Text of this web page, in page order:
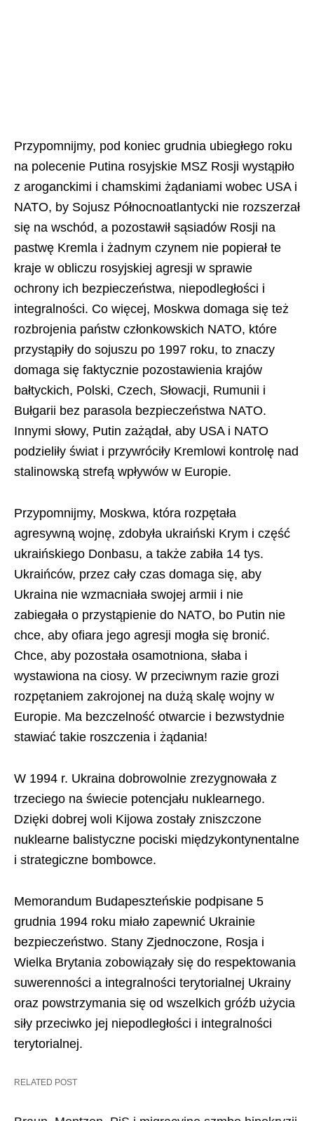
Przypomnijmy, pod koniec grudnia ubiegłego roku
na polecenie Putina rosyjskie MSZ Rosji wystąpiło
z aroganckimi i chamskimi żądaniami wobec USA i
NATO, by Sojusz Północnoatlantycki nie rozszerzał
się na wschód, a pozostawił sąsiadów Rosji na
pastwę Kremla i żadnym czynem nie popierał te
kraje w obliczu rosyjskiej agresji w sprawie
ochrony ich bezpieczeństwa, niepodległości i
integralności. Co więcej, Moskwa domaga się też
rozbrojenia państw członkowskich NATO, które
przystąpiły do sojuszu po 1997 roku, to znaczy
domaga się faktycznie pozostawienia krajów
bałtyckich, Polski, Czech, Słowacji, Rumunii i
Bułgarii bez parasola bezpieczeństwa NATO.
Innymi słowy, Putin zażądał, aby USA i NATO
podzieliły świat i przywróciły Kremlowi kontrolę nad
stalinowską strefą wpływów w Europie.
Przypomnijmy, Moskwa, która rozpętała
agresywną wojnę, zdobyła ukraiński Krym i część
ukraińskiego Donbasu, a także zabiła 14 tys.
Ukraińców, przez cały czas domaga się, aby
Ukraina nie wzmacniała swojej armii i nie
zabiegała o przystąpienie do NATO, bo Putin nie
chce, aby ofiara jego agresji mogła się bronić.
Chce, aby pozostała osamotniona, słaba i
wystawiona na ciosy. W przeciwnym razie grozi
rozpętaniem zakrojonej na dużą skalę wojny w
Europie. Ma bezczelność otwarcie i bezwstydnie
stawiać takie roszczenia i żądania!
W 1994 r. Ukraina dobrowolnie zrezygnowała z
trzeciego na świecie potencjału nuklearnego.
Dzięki dobrej woli Kijowa zostały zniszczone
nuklearne balistyczne pociski międzykontynentalne
i strategiczne bombowce.
Memorandum Budapeszteńskie podpisane 5
grudnia 1994 roku miało zapewnić Ukrainie
bezpieczeństwo. Stany Zjednoczone, Rosja i
Wielka Brytania zobowiązały się do respektowania
suwerenności a integralności terytorialnej Ukrainy
oraz powstrzymania się od wszelkich gróźb użycia
siły przeciwko jej niepodległości i integralności
terytorialnej.
RELATED POST